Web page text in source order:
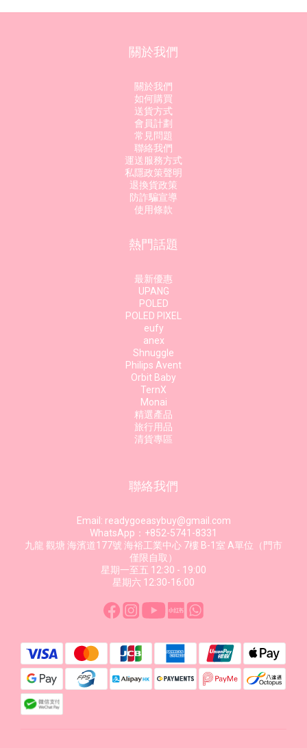
關於我們
關於我們
如何購買
送貨方式
會員計劃
常見問題
聯絡我們
運送服務方式
私隱政策聲明
退換貨政策
防詐騙宣導
使用條款
熱門話題
最新優惠
UPANG
POLED
POLED PIXEL
eufy
anex
Shnuggle
Philips Avent
Orbit Baby
TernX
Monai
精選產品
旅行用品
清貨專區
聯絡我們
Email: readygoeasybuy@gmail.com
WhatsApp：+852-5741-8331
九龍 觀塘 海濱道177號 海裕工業中心 7樓 B-1室 A單位（門市
僅限自取）
星期一至五 12:30 - 19:00
星期六 12:30-16:00